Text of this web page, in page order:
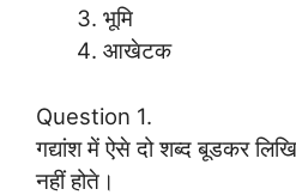
भूमि
आखेटक
Question 1.
गद्यांश में ऐसे दो शब्द बूडकर
नहीं होते।